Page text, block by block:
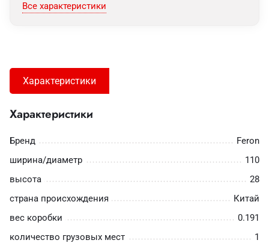
Все характеристики
Характеристики
Характеристики
Бренд
Feron
ширина/диаметр
110
высота
28
страна происхождения
Китай
вес коробки
0.191
количество грузовых мест
1